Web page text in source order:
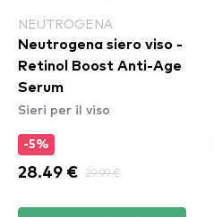
NEUTROGENA
Neutrogena siero viso -
Retinol Boost Anti-Age
Serum
Sieri per il viso
-5%
28.49 € 29.99 €